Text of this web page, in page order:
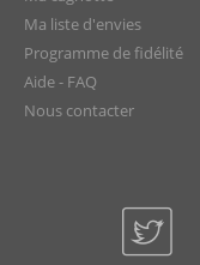
Ma liste d'envies
Programme de fidélité
Aide - FAQ
Nous contacter